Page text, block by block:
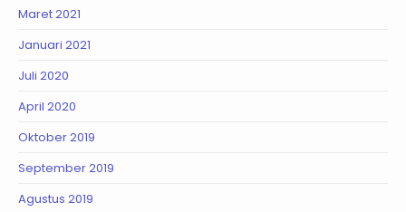
Maret 2021
Januari 2021
Juli 2020
April 2020
Oktober 2019
September 2019
Agustus 2019